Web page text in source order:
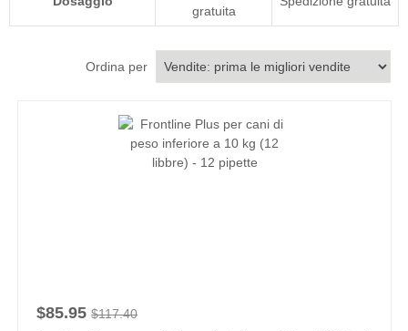
gratuita
Ordina per
$85.95 $117.40